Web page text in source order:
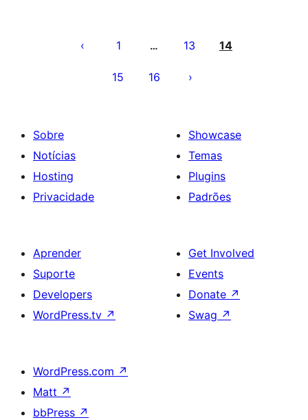
dos
1 … 13 14
15 16
Sobre
Notícias
Hosting
Privacidade
Showcase
Temas
Plugins
Padrões
Aprender
Suporte
Developers
WordPress.tv ↗
Get Involved
Events
Donate ↗
Swag ↗
WordPress.com ↗
Matt ↗
bbPress ↗